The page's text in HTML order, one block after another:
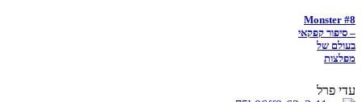
Monster #8
– סיפור קפקאי
בעולם של
מפלצות
עדי פרל